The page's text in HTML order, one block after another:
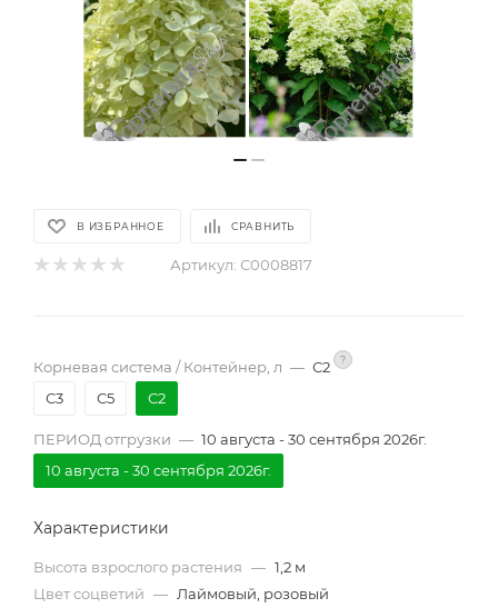
В ИЗБРАННОЕ СРАВНИТЬ
Артикул: С0008817
Корневая система / Контейнер, л — С2 ?
С3 С5 С2
ПЕРИОД отгрузки — 10 августа - 30 сентября 2026г.
10 августа - 30 сентября 2026г.
Характеристики
Высота взрослого растения — 1,2 м
Цвет соцветий — Лаймовый, розовый